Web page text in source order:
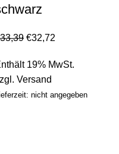
33,39 €32,72
19% MwSt.
Versand
nicht angegeben